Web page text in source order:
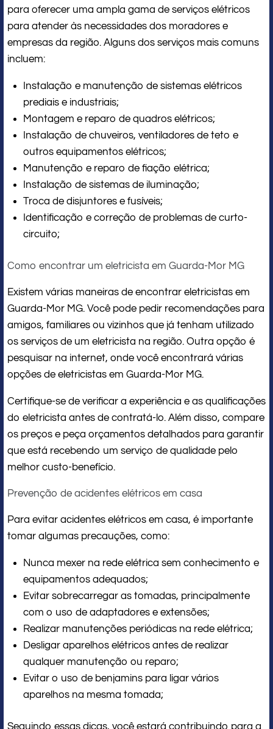
para oferecer uma ampla gama de serviços elétricos
para atender às necessidades dos moradores e
empresas da região. Alguns dos serviços mais comuns
incluem:
Instalação e manutenção de sistemas elétricos
prediais e industriais;
Montagem e reparo de quadros elétricos;
Instalação de chuveiros, ventiladores de teto e
outros equipamentos elétricos;
Manutenção e reparo de fiação elétrica;
Instalação de sistemas de iluminação;
Troca de disjuntores e fusíveis;
Identificação e correção de problemas de curto-
circuito;
Como encontrar um eletricista em Guarda-Mor MG
Existem várias maneiras de encontrar eletricistas em
Guarda-Mor MG. Você pode pedir recomendações para
amigos, familiares ou vizinhos que já tenham utilizado
os serviços de um eletricista na região. Outra opção é
pesquisar na internet, onde você encontrará várias
opções de eletricistas em Guarda-Mor MG.
Certifique-se de verificar a experiência e as qualificações
do eletricista antes de contratá-lo. Além disso, compare
os preços e peça orçamentos detalhados para garantir
que está recebendo um serviço de qualidade pelo
melhor custo-benefício.
Prevenção de acidentes elétricos em casa
Para evitar acidentes elétricos em casa, é importante
tomar algumas precauções, como:
Nunca mexer na rede elétrica sem conhecimento e
equipamentos adequados;
Evitar sobrecarregar as tomadas, principalmente
com o uso de adaptadores e extensões;
Realizar manutenções periódicas na rede elétrica;
Desligar aparelhos elétricos antes de realizar
qualquer manutenção ou reparo;
Evitar o uso de benjamins para ligar vários
aparelhos na mesma tomada;